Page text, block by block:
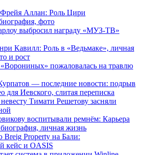
Аллан: Роль Цири
фото
выбросил награду «МУЗ-ТВ»
Кавилл: Роль в «Ведьмаке», личная
и рост
пожаловалась на травлю
— последние новости: подрыв
для Иевского, слитая переписка
Тимати Решетову засняли
воспитывали ремнём: Карьера
личная жизнь
Breig Property на Бали:
кейс и OASIS